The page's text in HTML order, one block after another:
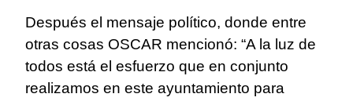
Después el mensaje político, donde entre
otras cosas OSCAR mencionó: “A la luz de
todos está el esfuerzo que en conjunto
realizamos en este ayuntamiento para